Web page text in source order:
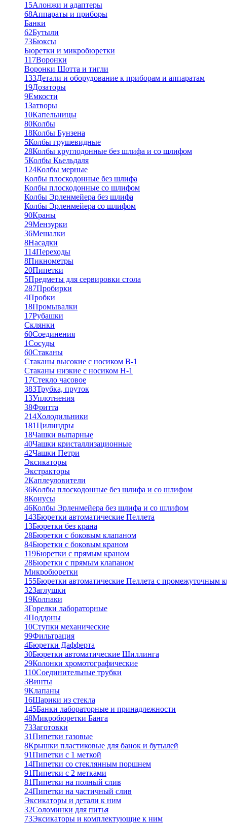
15Алонжи и адаптеры
68Аппараты и приборы
Банки
62Бутыли
73Бюксы
Бюретки и микробюретки
117Воронки
Воронки Шотта и тигли
133Детали и оборудование к приборам и аппаратам
19Дозаторы
9Емкости
1Затворы
10Капельницы
80Колбы
18Колбы Бунзена
5Колбы грушевидные
28Колбы круглодонные без шлифа и со шлифом
5Колбы Кьельдаля
124Колбы мерные
Колбы плоскодонные без шлифа
Колбы плоскодонные со шлифом
Колбы Эрленмейера без шлифа
Колбы Эрленмейера со шлифом
90Краны
29Мензурки
36Мешалки
8Насадки
114Переходы
8Пикнометры
20Пипетки
5Предметы для сервировки стола
287Пробирки
4Пробки
18Промывалки
17Рубашки
Склянки
60Соединения
1Сосуды
60Стаканы
Стаканы высокие с носиком В-1
Стаканы низкие с носиком Н-1
17Стекло часовое
383Трубка, пруток
13Уплотнения
38Фритта
214Холодильники
181Цилиндры
18Чашки выпарные
40Чашки кристаллизационные
42Чашки Петри
Эксикаторы
Экстракторы
2Каплеуловители
36Колбы плоскодонные без шлифа и со шлифом
8Конусы
46Колбы Эрленмейера без шлифа и со шлифом
143Бюретки автоматические Пеллета
13Бюретки без крана
28Бюретки с боковым клапаном
84Бюретки с боковым краном
119Бюретки с прямым краном
28Бюретки с прямым клапаном
Микробюретки
155Бюретки автоматические Пеллета с промежуточным
32Заглушки
19Колпаки
3Горелки лабораторные
4Поддоны
10Ступки механические
99Фильтрация
4Бюретки Дафферта
30Бюретки автоматические Шиллинга
29Колонки хромотографические
110Соединительные трубки
3Винты
9Клапаны
16Шарики из стекла
145Банки лабораторные и принадлежности
48Микробюретки Банга
73Заготовки
31Пипетки газовые
8Крышки пластиковые для банок и бутылей
91Пипетки с 1 меткой
14Пипетки со стеклянным поршнем
91Пипетки с 2 метками
81Пипетки на полный слив
24Пипетки на частичный слив
Эксикаторы и детали к ним
32Соломинки для питья
73Эксикаторы и комплектующие к ним